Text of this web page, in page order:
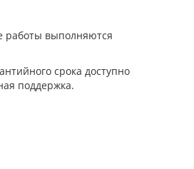
работы выполняются
срока доступно
поддержка.